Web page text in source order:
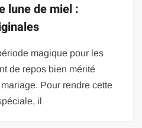
lune de miel :
magique pour les
de repos bien mérité
Pour rendre cette
il